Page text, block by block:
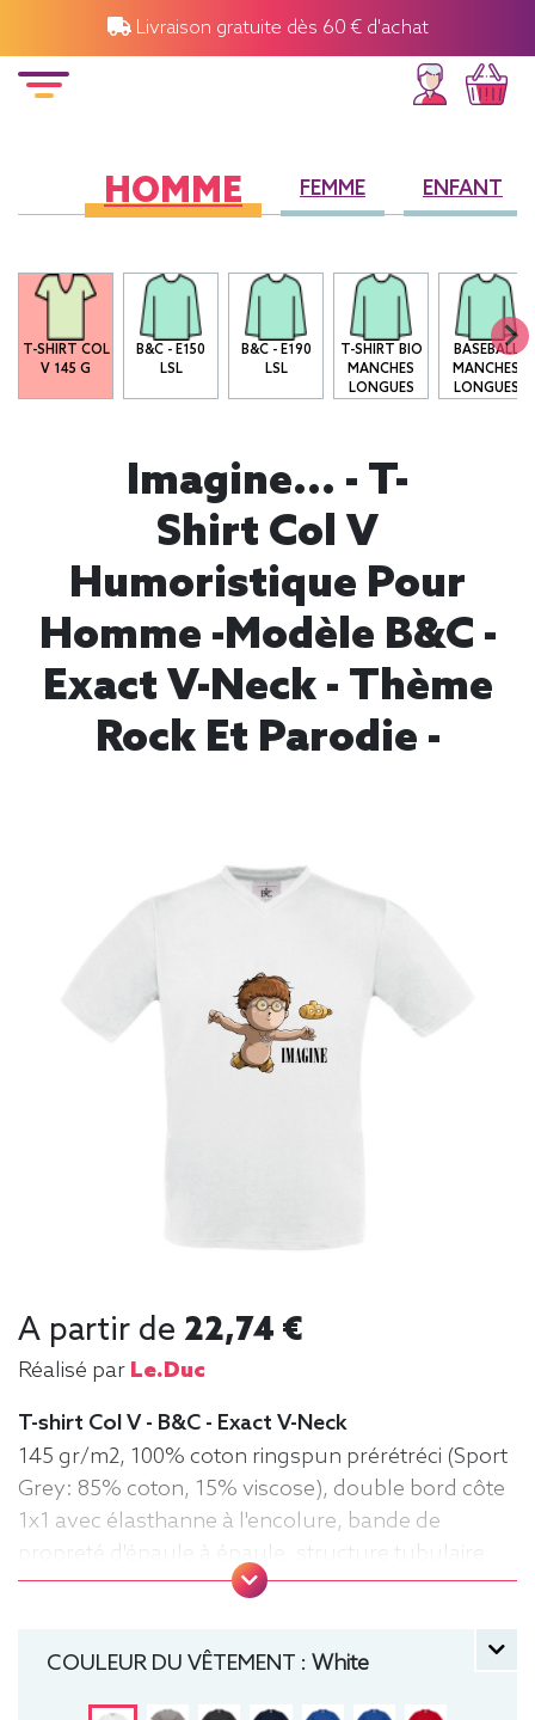
Livraison gratuite dès 60 € d'achat
HOMME FEMME ENFANT
T-SHIRT COL
V 145 G
B&C - E150
LSL
B&C - E190
LSL
T-SHIRT BIO
MANCHES
LONGUES
BASEBALL
MANCHES
LONGUES
Imagine... - T-
Shirt Col V
Humoristique Pour
Homme -modèle B&C -
Exact V-Neck - Thème
Rock Et Parodie -
A partir de 22,74 €
Réalisé par Le.duc
T-shirt Col V - B&C - Exact V-Neck
145 gr/m2, 100% coton ringspun prérétréci (Sport
Grey: 85% coton, 15% viscose), double bord côte
1x1 avec élasthanne à l'encolure, bande de
propreté d'épaule à épaule, structure tubulaire.
B&C, Col V, Homme, Léger, manche courte, Tee-
COULEUR DU VÊTEMENT : White